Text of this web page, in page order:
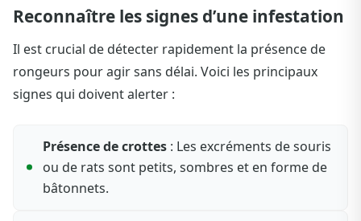
Reconnaître les signes d’une infestation
Il est crucial de détecter rapidement la présence de
rongeurs pour agir sans délai. Voici les principaux
signes qui doivent alerter :
Présence de crottes : Les excréments de souris
ou de rats sont petits, sombres et en forme de
bâtonnets.